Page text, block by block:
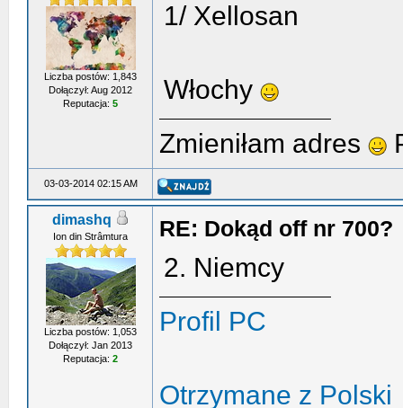
Liczba postów: 1,843
Dołączył: Aug 2012
Reputacja: 5
1/ Xellosan
Włochy
Zmieniłam adres
03-03-2014 02:15 AM
dimashq
Ion din Strâmtura
Liczba postów: 1,053
Dołączył: Jan 2013
Reputacja: 2
RE: Dokąd off nr 700?
2. Niemcy
Profil PC
Otrzymane z Polski